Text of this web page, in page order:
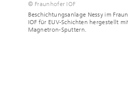
© Fraunhofer IOF
Beschichtungsanlage Nessy im
IOF für EUV-Schichten hergestellt
Magnetron-Sputtern.